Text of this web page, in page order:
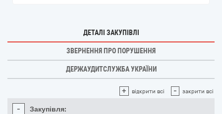
ДЕТАЛІ ЗАКУПІВЛІ
ЗВЕРНЕННЯ ПРО ПОРУШЕННЯ
ДЕРЖАУДИТСЛУЖБА УКРАЇНИ
+ відкрити всі - закрити всі
- Закупівля: